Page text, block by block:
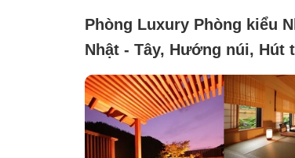
Phòng Luxury Phòng kiểu
Nhật - Tây, Hướng núi, Hút
Không yêu cầu (With a
ceramic bath with hot
(photo is an example))